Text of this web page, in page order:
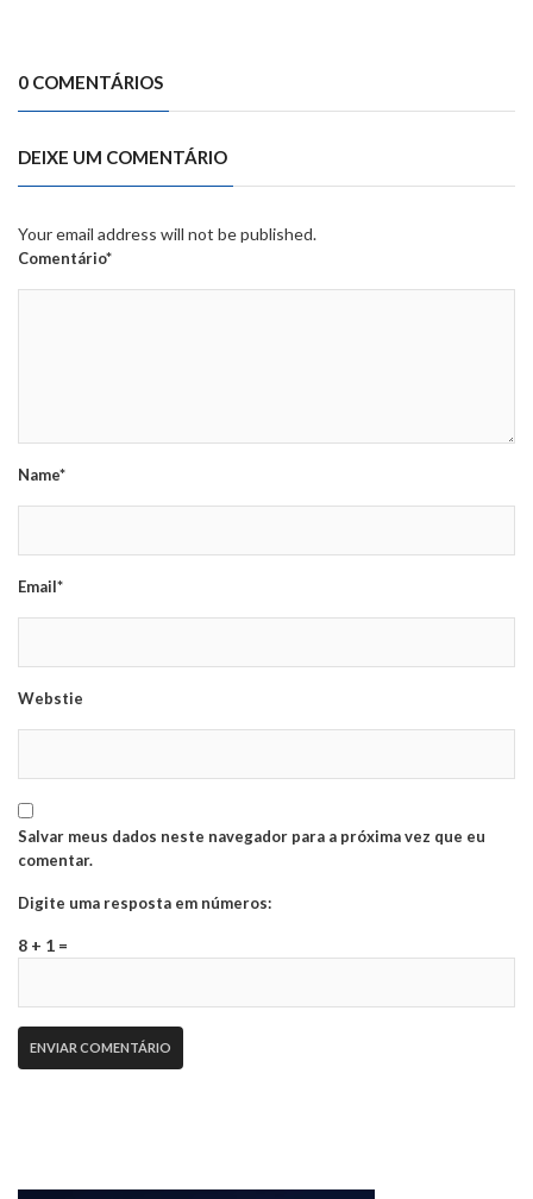
0 COMENTÁRIOS
DEIXE UM COMENTÁRIO
Your email address will not be published.
Comentário*
Name*
Email*
Webstie
Salvar meus dados neste navegador para a próxima vez que eu
comentar.
Digite uma resposta em números:
8 + 1 =